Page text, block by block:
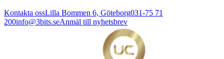
Kontakta ossLilla Bommen 6, Göteborg031-75 71
200info@3bits.seAnmäl till nyhetsbrev